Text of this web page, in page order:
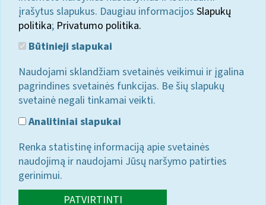
įrašytus slapukus. Daugiau informacijos Slapukų
politika; Privatumo politika.
Būtinieji slapukai
Naudojami sklandžiam svetainės veikimui ir įgalina
pagrindines svetainės funkcijas. Be šių slapukų
svetainė negali tinkamai veikti.
Analitiniai slapukai
Renka statistinę informaciją apie svetainės
naudojimą ir naudojami Jūsų naršymo patirties
gerinimui.
PATVIRTINTI